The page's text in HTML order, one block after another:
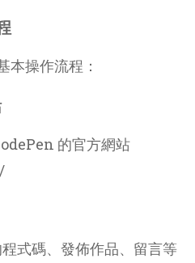
本操作流程：
的官方網站
式碼、發佈作品、留言等